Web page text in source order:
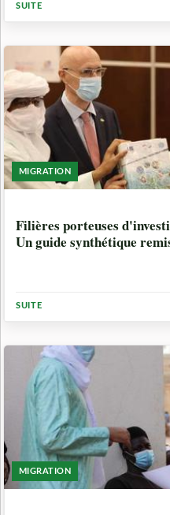
SUITE
MIGRATION
Filières porteuses
Un guide synthétique
SUITE
MIGRATION